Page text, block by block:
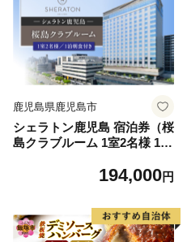
鹿児島県鹿児島市
シェラトン鹿児島 宿泊券（桜
島クラブルーム 1室2名様 1泊
194,000円